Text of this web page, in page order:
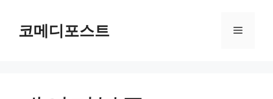
코메디포스트 메